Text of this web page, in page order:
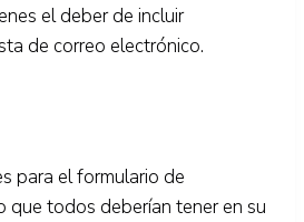
el deber de incluir
de correo electrónico.
para el formulario de
que todos deberían tener en su